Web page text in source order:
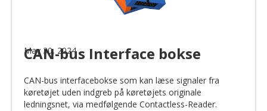
CAN-bus Interface bokse
CAN-bus interfacebokse som kan læse signaler fra
køretøjet uden indgreb på køretøjets originale
ledningsnet, via medfølgende Contactless-Reader.
May 30, 2024